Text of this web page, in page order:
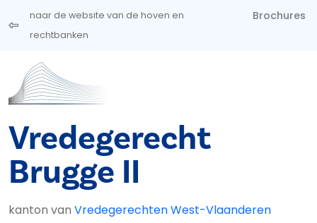
Overslaan en naar de inhoud gaan
naar de website van de hoven en
rechtbanken
Brochures
Vredegerecht
Brugge II
kanton van Vredegerechten West-Vlaanderen